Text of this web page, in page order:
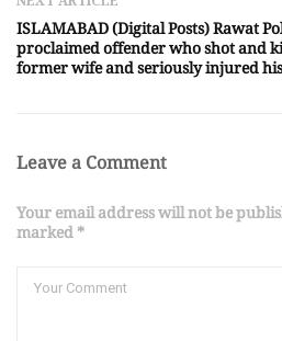
ISLAMABAD (Digital Posts) Rawat
proclaimed offender who shot and
former wife and seriously injured
Leave a Comment
Your email address will not be
marked *